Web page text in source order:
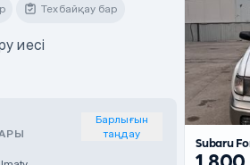
Техбайқау бар
иесі
Барлығын
таңдау
Subaru